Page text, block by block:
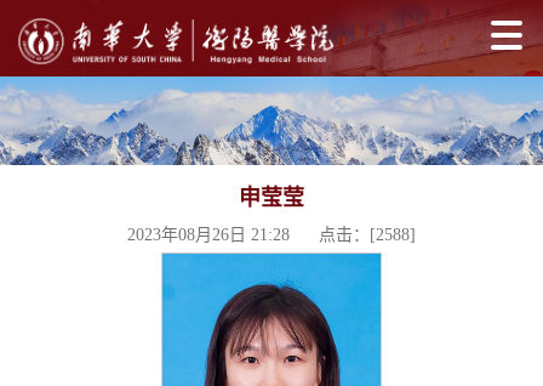
申莹莹
2023年08月26日 21:28 点击：[2588]